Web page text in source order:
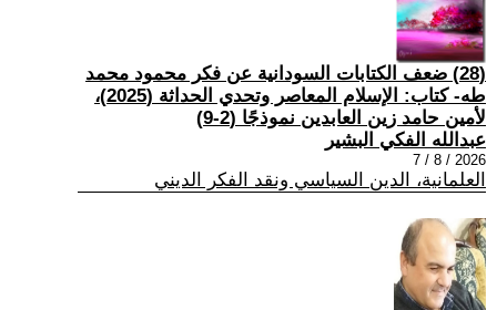
(28) ضعف الكتابات السودانية عن فكر محمود محمد
طه- كتاب: الإسلام المعاصر وتحدي الحداثة (2025)،
لأمين حامد زين العابدين نموذجًا (2-9)
عبدالله الفكي البشير
2026 / 8 / 7
العلمانية، الدين السياسي ونقد الفكر الديني